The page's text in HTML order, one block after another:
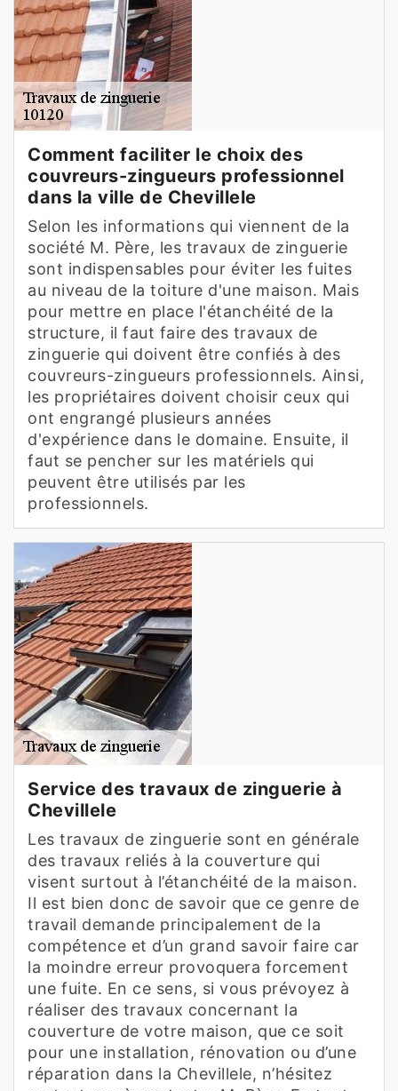
Comment faciliter le choix des
couvreurs-zingueurs professionnel
dans la ville de Chevillele
Selon les informations qui viennent de la
société M. Père, les travaux de zinguerie
sont indispensables pour éviter les fuites
au niveau de la toiture d'une maison. Mais
pour mettre en place l'étanchéité de la
structure, il faut faire des travaux de
zinguerie qui doivent être confiés à des
couvreurs-zingueurs professionnels. Ainsi,
les propriétaires doivent choisir ceux qui
ont engrangé plusieurs années
d'expérience dans le domaine. Ensuite, il
faut se pencher sur les matériels qui
peuvent être utilisés par les
professionnels.
Service des travaux de zinguerie à
Chevillele
Les travaux de zinguerie sont en générale
des travaux reliés à la couverture qui
visent surtout à l’étanchéité de la maison.
Il est bien donc de savoir que ce genre de
travail demande principalement de la
compétence et d’un grand savoir faire car
la moindre erreur provoquera forcement
une fuite. En ce sens, si vous prévoyez à
réaliser des travaux concernant la
couverture de votre maison, que ce soit
pour une installation, rénovation ou d’une
réparation dans la Chevillele, n’hésitez